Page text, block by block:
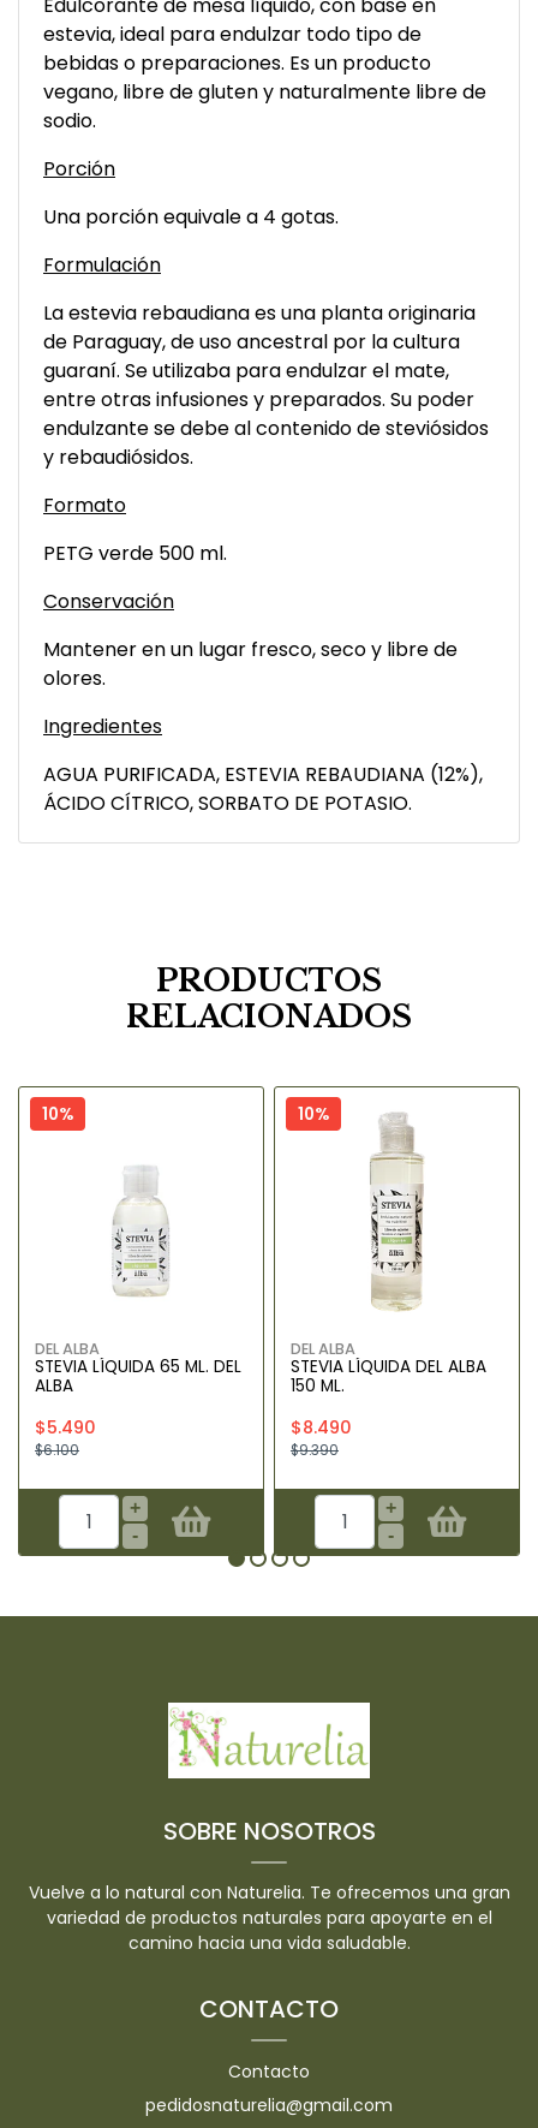
Edulcorante de mesa líquido, con base en
estevia, ideal para endulzar todo tipo de
bebidas o preparaciones. Es un producto
vegano, libre de gluten y naturalmente libre de
sodio.
Porción
Una porción equivale a 4 gotas.
Formulación
La estevia rebaudiana es una planta originaria
de Paraguay, de uso ancestral por la cultura
guaraní. Se utilizaba para endulzar el mate,
entre otras infusiones y preparados. Su poder
endulzante se debe al contenido de steviósidos
y rebaudiósidos.
Formato
PETG verde 500 ml.
Conservación
Mantener en un lugar fresco, seco y libre de
olores.
Ingredientes
AGUA PURIFICADA, ESTEVIA REBAUDIANA (12%),
ÁCIDO CÍTRICO, SORBATO DE POTASIO.
PRODUCTOS
RELACIONADOS
10%
DEL ALBA
STEVIA LÍQUIDA 65 ML. DEL
ALBA
$5.490
$6.100
+
-
10%
DEL ALBA
STEVIA LÍQUIDA DEL ALBA
150 ML.
$8.490
$9.390
+
-
SOBRE NOSOTROS
Vuelve a lo natural con Naturelia. Te ofrecemos una gran
variedad de productos naturales para apoyarte en el
camino hacia una vida saludable.
CONTACTO
Contacto
pedidosnaturelia@gmail.com